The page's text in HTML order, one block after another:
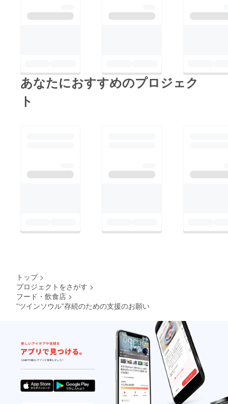
あなたにおすすめのプロジェク
ト
トップ >
プロジェクトをさがす >
フード・飲食店 >
”ツインソウル”存続のための支援のお願い